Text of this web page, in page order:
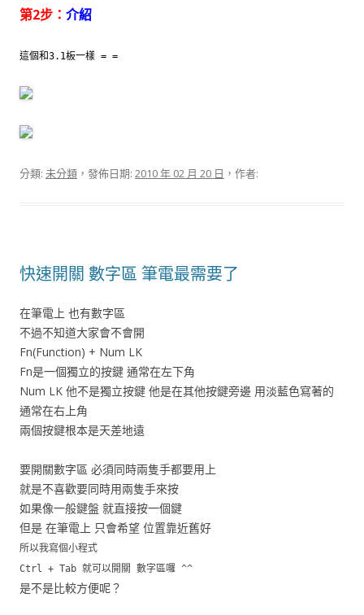
第2步： 介紹
這個和3.1板一樣 = =
分類: 未分類 ，發佈日期: 2010 年 02 月 20 日 ，作者:
快速開關 數字區 筆電最需要了
在筆電上 也有數字區
不過不知道大家會不會開
Fn(Function) + Num LK
Fn是一個獨立的按鍵 通常在左下角
Num LK 他不是獨立按鍵 他是在其他按鍵旁邊 用淡藍色寫著的
通常在右上角
兩個按鍵根本是天差地遠
要開關數字區 必須同時兩隻手都要用上
就是不喜歡要同時用兩隻手來按
如果像一般鍵盤 就直接按一個鍵
但是 在筆電上 只會希望 位置靠近舊好
所以我寫個小程式
Ctrl + Tab 就可以開關 數字區囉 ^^
是不是比較方便呢？